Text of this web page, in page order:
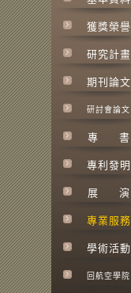
獲獎榮譽
研究計畫
期刊論文
研討會論文
專 書
專利發明
展 演
專業服務
學術活動
回航空學院